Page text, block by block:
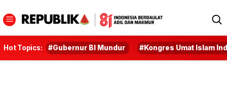
Hot Topics: #Gubernur BI Mundur #Kongres Umat Islam